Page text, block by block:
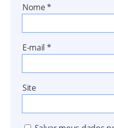
Nome*
E-mail *
Site